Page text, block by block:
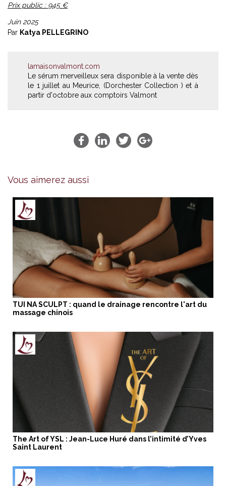
Prix public : 945 €
Juin 2025
Par Katya PELLEGRINO
lamaisonvalmont.com
Le sérum merveilleux sera disponible à la vente dès
le 1 juillet au Meurice, (Dorchester Collection ) et à
partir d'octobre aux comptoirs Valmont
Vous aimerez aussi
TUI NA SCULPT : quand le drainage rencontre l'art du
massage chinois
The Art of YSL : Jean-Luce Huré dans l’intimité d’Yves
Saint Laurent